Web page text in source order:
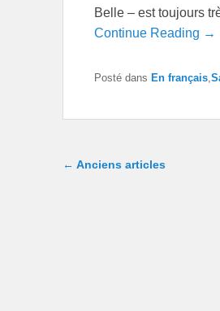
Belle – est toujours
Continue Reading →
Posté dans En français
Navigation dans les articles
← Anciens articles